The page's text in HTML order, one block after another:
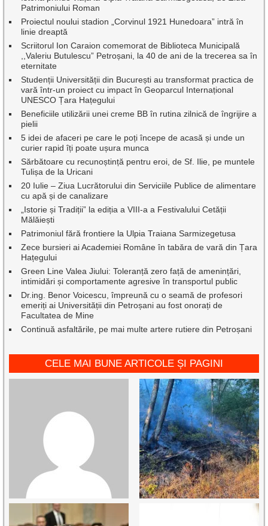
Patrimoniului Roman
Proiectul noului stadion „Corvinul 1921 Hunedoara” intră în
linie dreaptă
Scriitorul Ion Caraion comemorat de Biblioteca Municipală
,,Valeriu Butulescu” Petroșani, la 40 de ani de la trecerea sa în
eternitate
Studenții Universității din București au transformat practica de
vară într-un proiect cu impact în Geoparcul Internațional
UNESCO Țara Hațegului
Beneficiile utilizării unei creme BB în rutina zilnică de îngrijire a
pielii
5 idei de afaceri pe care le poți începe de acasă și unde un
curier rapid îți poate ușura munca
Sărbătoare cu recunoștință pentru eroi, de Sf. Ilie, pe muntele
Tulișa de la Uricani
20 Iulie – Ziua Lucrătorului din Serviciile Publice de alimentare
cu apă și de canalizare
„Istorie și Tradiții” la ediția a VIII-a a Festivalului Cetății
Mălăiești
Patrimoniul fără frontiere la Ulpia Traiana Sarmizegetusa
Zece bursieri ai Academiei Române în tabăra de vară din Țara
Hațegului
Green Line Valea Jiului: Toleranță zero față de amenințări,
intimidări și comportamente agresive în transportul public
Dr.ing. Benor Voicescu, împreună cu o seamă de profesori
emeriți ai Universității din Petroșani au fost onorați de
Facultatea de Mine
Continuă asfaltările, pe mai multe artere rutiere din Petroșani
CELE MAI BUNE ARTICOLE ȘI PAGINI